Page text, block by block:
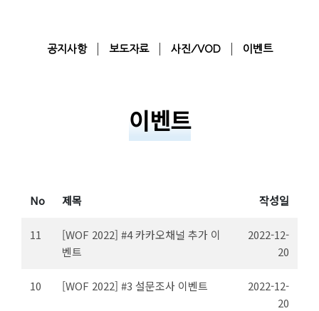
공지사항 보도자료 사진/VOD 이벤트
이벤트
No 제목 작성일
11
[WOF 2022] #4 카카오채널 추가 이
벤트
2022-12-
20
10 [WOF 2022] #3 설문조사 이벤트
2022-12-
20